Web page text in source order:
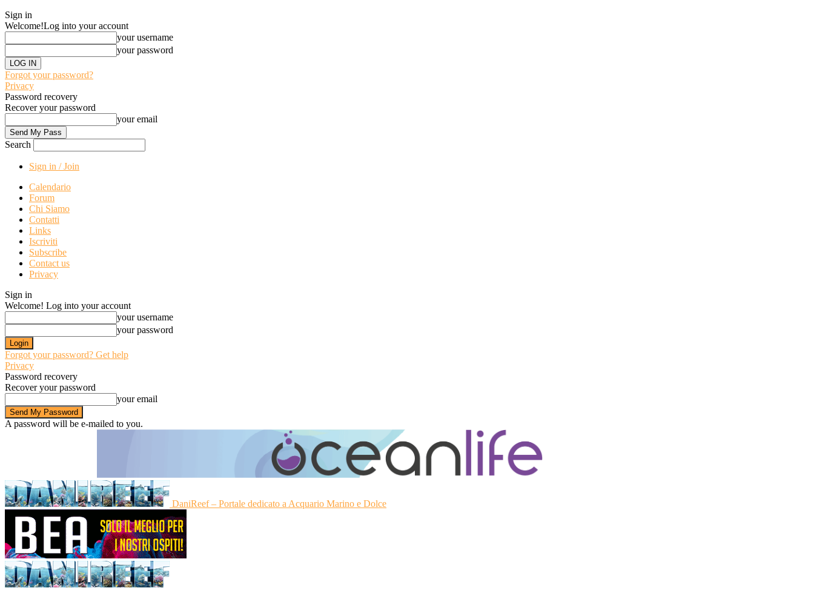
Sign in
Welcome!Log into your account
your username
your password
Forgot your password?
Privacy
Password recovery
Recover your password
your email
Search
Sign in / Join
Calendario
Forum
Chi Siamo
Contatti
Links
Iscriviti
Subscribe
Contact us
Privacy
Sign in
Welcome! Log into your account
your username
your password
Forgot your password? Get help
Privacy
Password recovery
Recover your password
your email
A password will be e-mailed to you.
DaniReef – Portale dedicato a Acquario Marino e Dolce